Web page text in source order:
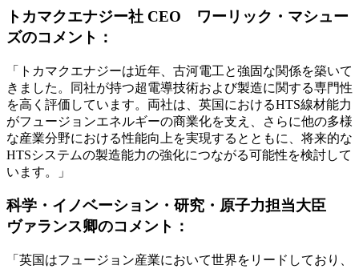
トカマクエナジー社 CEO ワーリック・マシュー
ズのコメント：
「トカマクエナジーは近年、古河電工と強固な関係を築いて
きました。同社が持つ超電導技術および製造に関する専門性
を高く評価しています。両社は、英国におけるHTS線材能力
がフュージョンエネルギーの商業化を支え、さらに他の多様
な産業分野における性能向上を実現するとともに、将来的な
HTSシステムの製造能力の強化につながる可能性を検討して
います。」
科学・イノベーション・研究・原子力担当大臣
ヴァランス卿のコメント：
「英国はフュージョン産業において世界をリードしており、